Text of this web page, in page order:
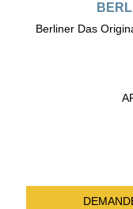
Berliner Das